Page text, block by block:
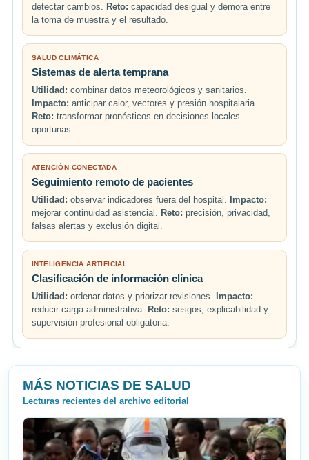
detectar cambios. Reto: capacidad desigual y demora entre
la toma de muestra y el resultado.
SALUD CLIMÁTICA
Sistemas de alerta temprana
Utilidad: combinar datos meteorológicos y sanitarios.
Impacto: anticipar calor, vectores y presión hospitalaria.
Reto: transformar pronósticos en decisiones locales
oportunas.
ATENCIÓN CONECTADA
Seguimiento remoto de pacientes
Utilidad: observar indicadores fuera del hospital. Impacto:
mejorar continuidad asistencial. Reto: precisión, privacidad,
falsas alertas y exclusión digital.
INTELIGENCIA ARTIFICIAL
Clasificación de información clínica
Utilidad: ordenar datos y priorizar revisiones. Impacto:
reducir carga administrativa. Reto: sesgos, explicabilidad y
supervisión profesional obligatoria.
MÁS NOTICIAS DE SALUD
Lecturas recientes del archivo editorial